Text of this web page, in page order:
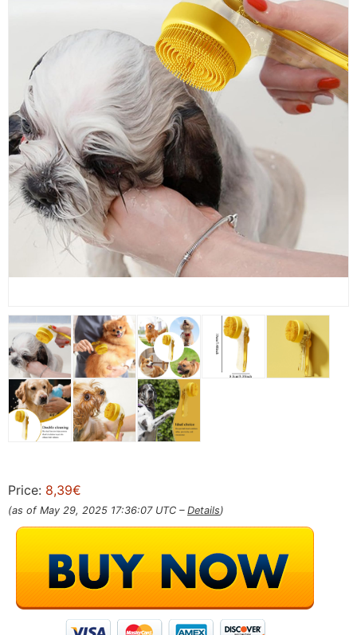
Price: 8,39€
(as of May 29, 2025 17:36:07 UTC – Details)